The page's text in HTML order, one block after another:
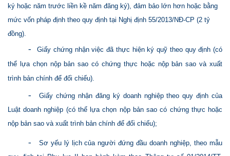
ký hoặc năm trước liền kề năm đăng ký), đảm bảo lớn hơn hoặc bằng
mức vốn pháp định theo quy định tại Nghị định 55/2013/NĐ-CP (2 tỷ
đồng).
-
Giấy chứng nhận việc đã thực hiện ký quỹ theo quy định (có
thể lựa chọn nộp bản sao có chứng thực hoặc nộp bản sao và xuất
trình bản chính để đối chiếu).
-
Giấy chứng nhận đăng ký doanh nghiệp theo quy định của
Luật doanh nghiệp (có thể lựa chọn nộp bản sao có chứng thực hoặc
nộp bản sao và xuất trình bản chính để đối chiếu);
-
Sơ yếu lý lịch của người đứng đầu doanh nghiệp, theo mẫu